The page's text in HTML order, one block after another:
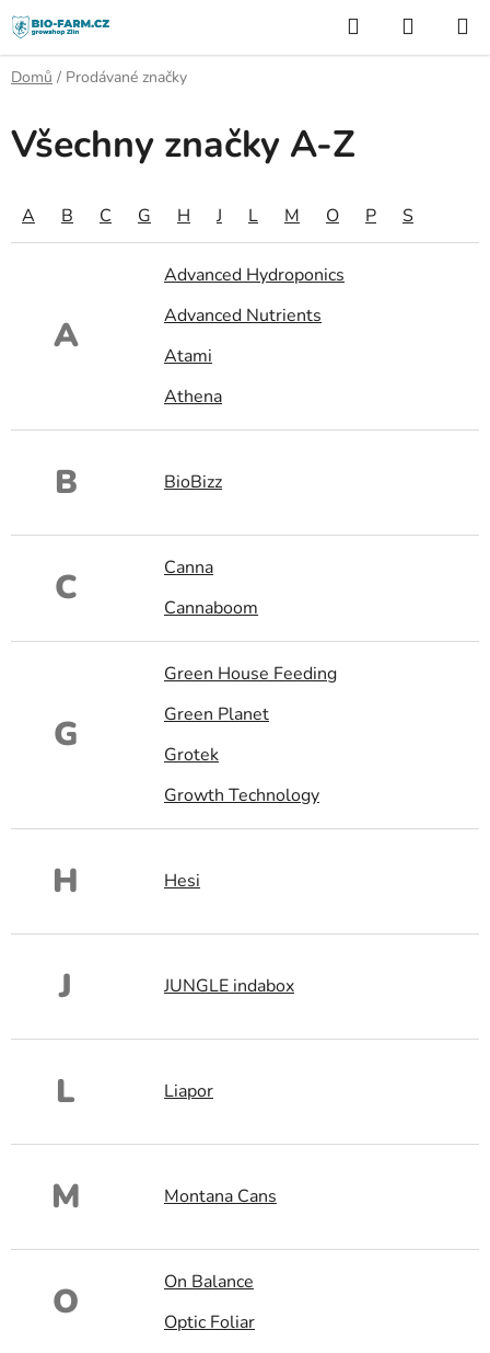
Přejít
na
obsah
Hledat
KOŠÍK
Domů / Prodávané značky
Všechny značky A-Z
A B C G H J L M O P S
A
Advanced Hydroponics
Advanced Nutrients
Atami
Athena
B BioBizz
C
Canna
Cannaboom
G
Green House Feeding
Green Planet
Grotek
Growth Technology
H Hesi
J JUNGLE indabox
L Liapor
M Montana Cans
O
On Balance
Optic Foliar